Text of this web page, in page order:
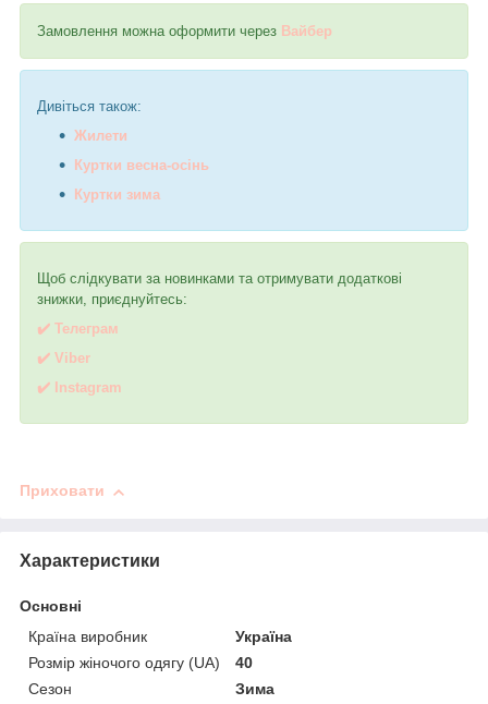
Замовлення можна оформити через Вайбер
Дивіться також:
Жилети
Куртки весна-осінь
Куртки зима
Щоб слідкувати за новинками та отримувати додаткові
знижки, приєднуйтесь:
✔️ Телеграм
✔️ Viber
✔️ nstagram
Приховати
Характеристики
Основні
Країна виробник
Україна
Розмір жіночого одягу (UA)
40
Сезон
Зима